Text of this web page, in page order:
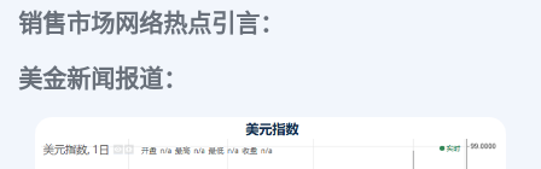
销售市场网络热点引言：
美金新闻报道：